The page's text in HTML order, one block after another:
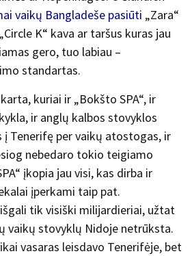
vaikų Bangladeše pasiūti „Zara“
K“ kava ar taršus kuras jau
gero, tuo labiau –
standartas.
kuriai ir „Bokšto SPA“, ir
ir anglų kalbos stovyklos
į Tenerifę per vaikų atostogas, ir
nebedaro tokio teigiamo
įkopia jau visi, kas dirba ir
įperkami taip pat.
tik visiški milijardieriai, užtat
vaikų stovyklų Nidoje netrūksta.
vasaras leisdavo Tenerifėje, bet